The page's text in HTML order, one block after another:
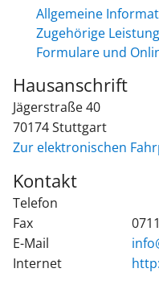
Allgemeine
Zugehörige
Formulare und
Hausanschrift
Jägerstraße 40
70174Stuttgart
Zur elektronischen
Kontakt
Telefon
Fax
E-Mail
Internet